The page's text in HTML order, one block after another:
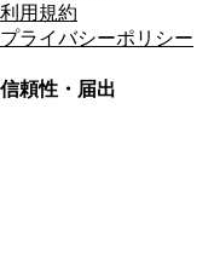
利用規約
プライバシーポリシー
信頼性・届出